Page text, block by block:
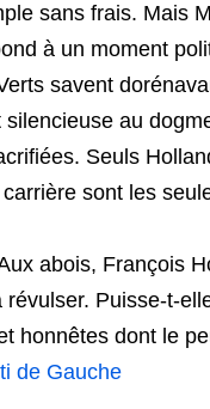
sans frais. Mais
à un moment
savent
au
Seuls
sont les
abois, François
Puisse-t-
honnêtes dont le
de Gauche